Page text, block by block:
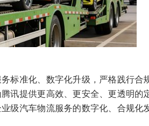
标准化、数字化升级，严格践行合
讯提供更高效、更安全、更透明的
级汽车物流服务的数字化、合规化